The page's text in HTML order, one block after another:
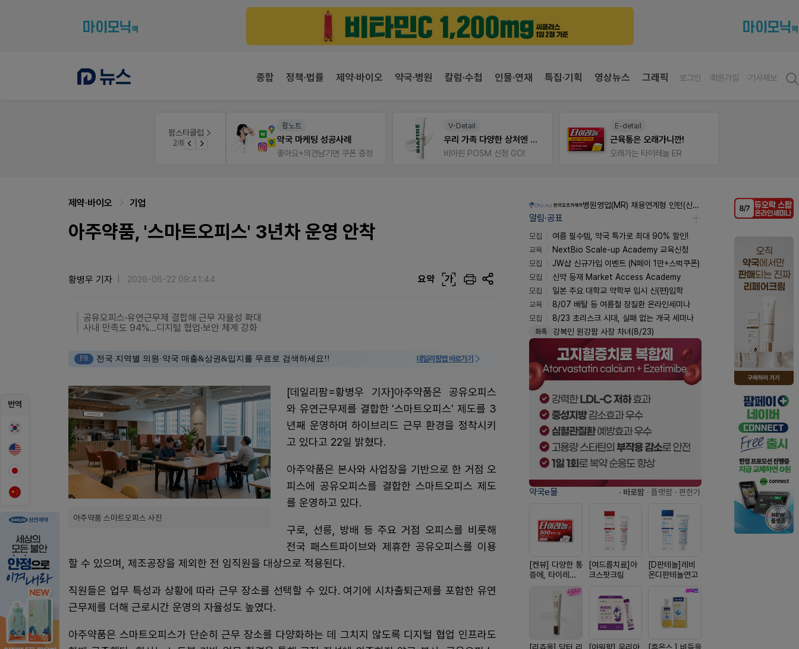
종합 정책·법률 제약·바이오 약국·병원 칼럼·수첩 인물·연재 특집·기획 영상뉴스 그래픽 로그인 회원가입 기사제보
팜스타클럽
3/8
약국 마케팅 성공사례
V-Detail
비아핀 POSM 신청 GO!
E-detail
근육통은 오래가니깐!
오래가는 타이레놀 ER
약사 전용 온라인몰
JW SHOP
번역
제약·바이오 기업
아주약품, '스마트오피스' 3년차 운영 안착
황병우 기자 2026-06-22 09:41:44 요약 가
공유오피스·유연근무제 결합해 근무 자율성 확대
사내 만족도 94%…디지털 협업·보안 체계 강화
PR 전국 지역별 의원·약국 매출&상권&입지를 무료로 검색하세요!! 데일리팜맵 바로가기
아주약품 스마트오피스 사진
[데일리팜=황병우 기자]아주약품은 공유오피스
와 유연근무제를 결합한 '스마트오피스' 제도를 3
년째 운영하며 하이브리드 근무 환경을 정착시키
고 있다고 22일 밝혔다.
아주약품은 본사와 사업장을 기반으로 한 거점 오
피스에 공유오피스를 결합한 스마트오피스 제도
를 운영하고 있다.
구로, 선릉, 방배 등 주요 거점 오피스를 비롯해
전국 패스트파이브와 제휴한 공유오피스를 이용
할 수 있으며, 제조공장을 제외한 전 임직원을 대상으로 적용된다.
직원들은 업무 특성과 상황에 따라 근무 장소를 선택할 수 있다. 여기에 시차출퇴근제를 포함한 유연
근무제를 더해 근로시간 운영의 자율성도 높였다.
아주약품은 스마트오피스가 단순히 근무 장소를 다양화하는 데 그치지 않도록 디지털 협업 인프라도
병원영업(MR) 채용연계형 인턴(신입사원) 모집 공고
알림·공표
모집
여름 필수템, 약국 특가로 최대 90% 할인!
교육
NextBio Scale-up Academy 교육신청
모집
JW샵 신규가입 이벤트 (N페이 1만+스벅쿠폰)
모집
신약 등재 Market Access Academy
모집
일본 주요 대학교 약학부 입시 신(편)입학
교육
8/07 배탈 등 여름철 장질환 온라인세미나
모집
8/23 초리스크 시대, 실패 없는 개국 세미나
화촉 강복인 원강팜 사장 차녀(8/23)
약국e몰 · 바로팜 · 플랫팜 · 편한가
[켄뷰] 다양한 통
증에, 타이레놀
[여드름치료]아
크스팟크림
[D판테놀]레비
온디판테놀연고
[리쥬올] 닥터 리
[아워팜] 우리아
[휴온스 ] 비듬을